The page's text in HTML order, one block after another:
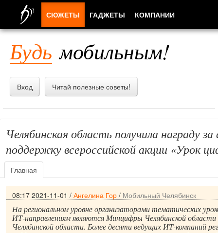
Будь мобильным!
Вход Читай полезные советы!
Челябинская область получила награду
поддержку всероссийской акции «Урок
Главная
08:17 2021-11-01 / Ангелина Гор / Мобильный Челябинск
На региональном уровне организаторами тематических
ИТ-направлениям являются Минцифры Челябинской
Челябинской области. Более десяти ведущих ИТ-компаний
СЮЖЕТЫ ГАДЖЕТЫ КОМПАНИИ
ПРИЛОЖЕНИЯ